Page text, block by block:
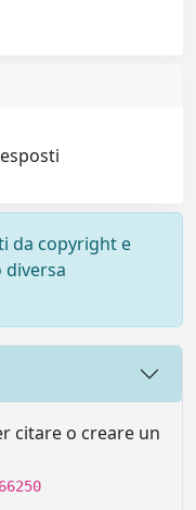
da copyright e
citare o creare un